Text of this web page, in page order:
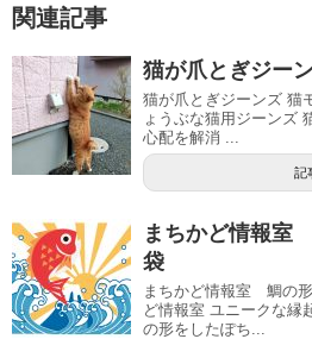
関連記事
猫が爪とぎジー
猫が爪とぎジーンズ 猫
ょうぶな猫用ジーンズ
心配を解消 ...
記
まちかど情報
袋
まちかど情報室 鯛の
ど情報室 ユニークな縁
の形をしたぽち...